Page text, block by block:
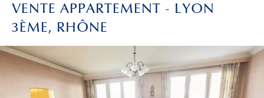
VENTE APPARTEMENT - LYON
3ÈME, RHÔNE